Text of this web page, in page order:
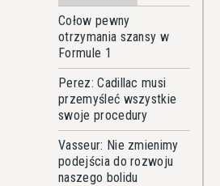
Cołow pewny
otrzymania szansy w
Formule 1
Perez: Cadillac musi
przemyśleć wszystkie
swoje procedury
Vasseur: Nie zmienimy
podejścia do rozwoju
naszego bolidu